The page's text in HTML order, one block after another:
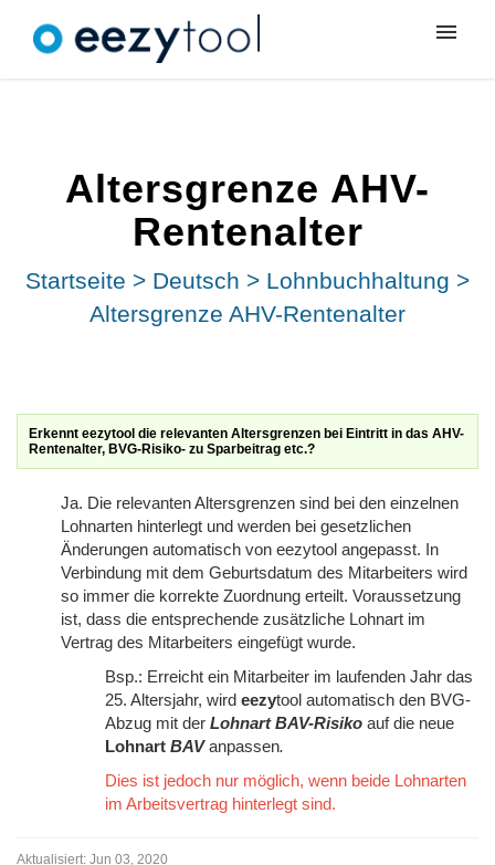
Anmeldung
Altersgrenze AHV-
Rentenalter
Startseite > Deutsch > Lohnbuchhaltung >
Altersgrenze AHV-Rentenalter
Erkennt eezytool die relevanten Altersgrenzen bei Eintritt in das AHV-
Rentenalter, BVG-Risiko- zu Sparbeitrag etc.?
Ja. Die relevanten Altersgrenzen sind bei den einzelnen
Lohnarten hinterlegt und werden bei gesetzlichen
Änderungen automatisch von eezytool angepasst. In
Verbindung mit dem Geburtsdatum des Mitarbeiters wird
so immer die korrekte Zuordnung erteilt. Voraussetzung
ist, dass die entsprechende zusätzliche Lohnart im
Vertrag des Mitarbeiters eingefügt wurde.
Bsp.: Erreicht ein Mitarbeiter im laufenden Jahr das
25. Altersjahr, wird eezytool automatisch den BVG-
Abzug mit der Lohnart BAV-Risiko auf die neue
Lohnart BAV anpassen.
Dies ist jedoch nur möglich, wenn beide Lohnarten
im Arbeitsvertrag hinterlegt sind.​​​​
Aktualisiert: Jun 03, 2020